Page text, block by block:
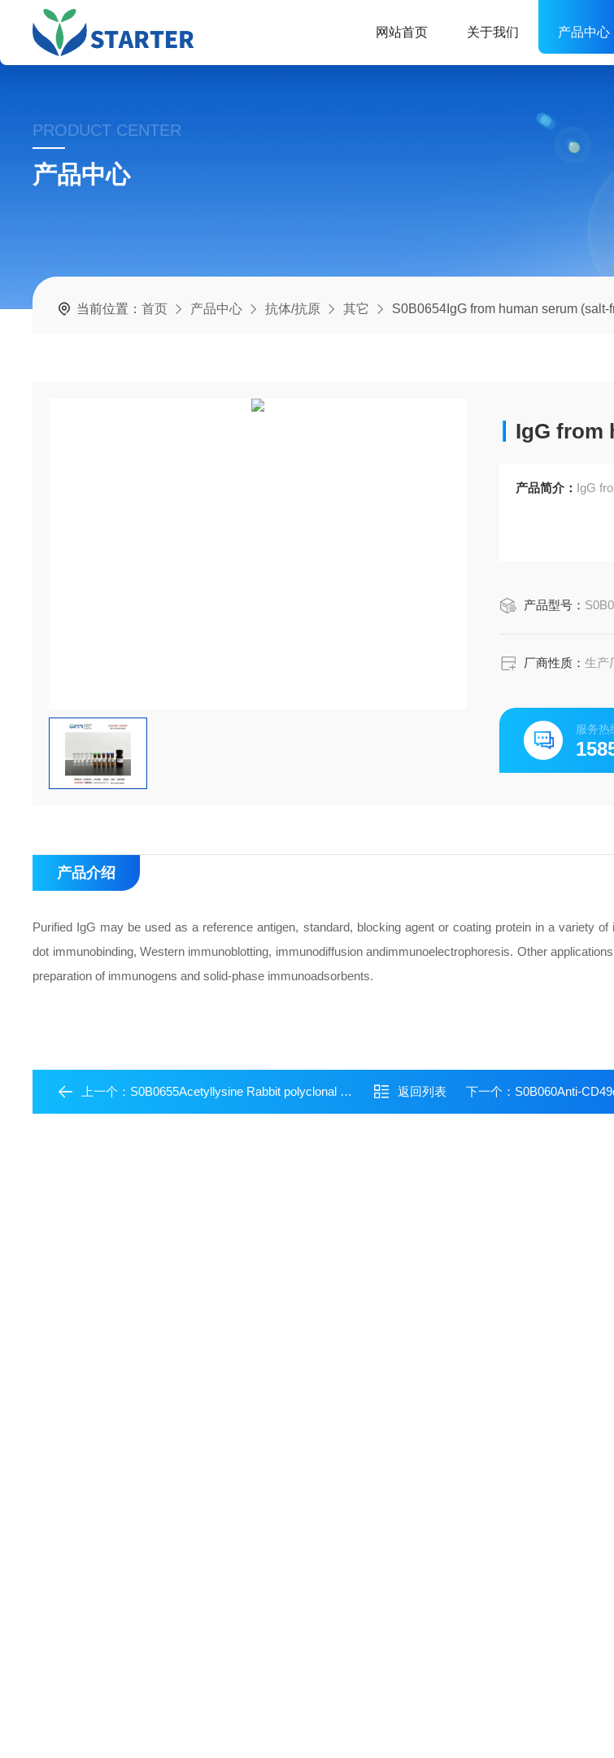
网站首页 关于我们 产品中心
PRODUCT CENTER
产品中心
当前位置：首页 产品中心 抗体/抗原 其它 S0B0654IgG from human serum (salt-
IgG from
产品简介： IgG
产品型号：
厂商性质：生产
服务热
产品介绍
Purified IgG may be used as a reference antigen, standard, blocking agent or coating protein in a variety
dot immunobinding, Western immunoblotting, immunodiffusion andimmunoelectrophoresis. Other
preparation of immunogens and solid-phase immunoadsorbents.
上一个： S0B0655Acetyllysine Rabbit polyclonal antibody 返回列表 下一个： S0B060Anti-CD49d